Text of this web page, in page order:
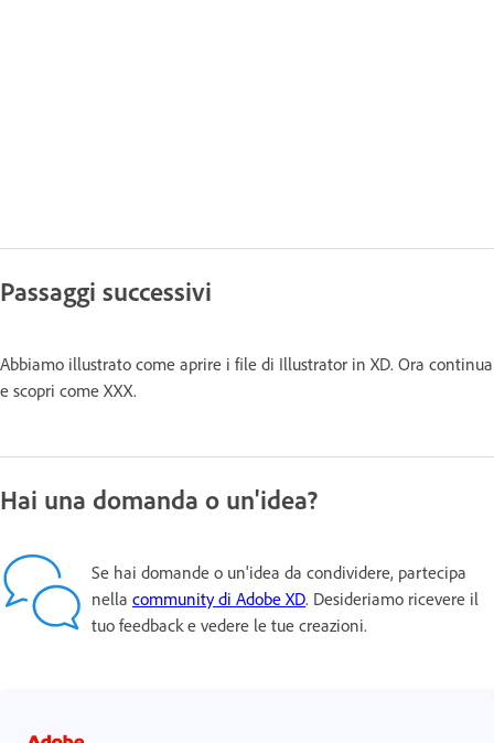
Passaggi successivi
Abbiamo illustrato come aprire i file di Illustrator in XD. Ora continua
e scopri come XXX.
Hai una domanda o un'idea?
Se hai domande o un'idea da condividere, partecipa
nella community di Adobe XD. Desideriamo ricevere il
tuo feedback e vedere le tue creazioni.